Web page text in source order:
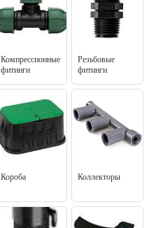
Компрессионные
фитинги
Резьбовые
фитинги
Короба Коллекторы